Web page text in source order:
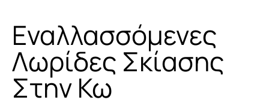
Εναλλασσόμενες
Λωρίδες Σκίασης
Στην Κω